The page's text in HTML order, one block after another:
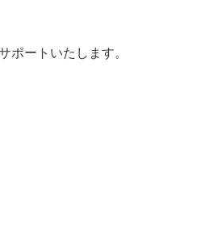
ポートいたします。